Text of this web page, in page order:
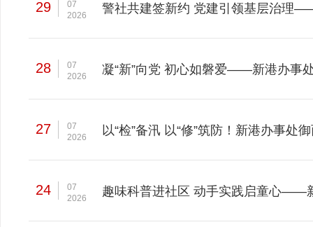
29
07
2026
警社共建签新约 党建引领基层治理
28
07
2026
凝“新”向党 初心如磐爱——新港办事
27
07
2026
以“检”备汛 以“修”筑防！新港办事处
24
07
2026
趣味科普进社区 动手实践启童心——